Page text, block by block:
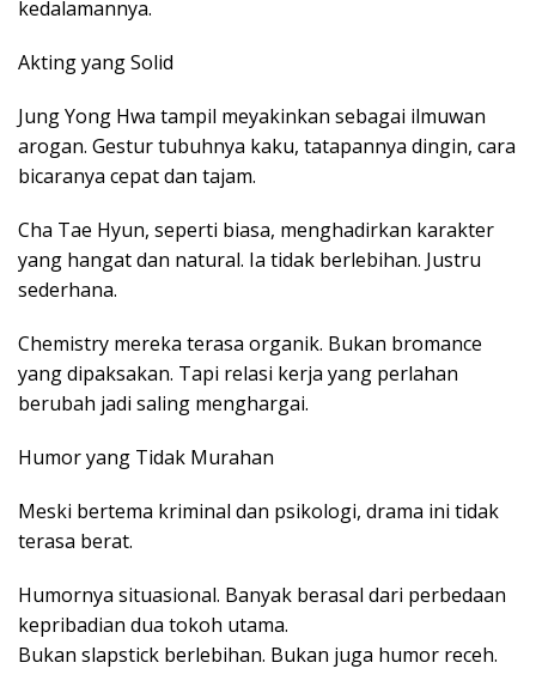
kedalamannya.
Akting yang Solid
Jung Yong Hwa tampil meyakinkan sebagai ilmuwan
arogan. Gestur tubuhnya kaku, tatapannya dingin, cara
bicaranya cepat dan tajam.
Cha Tae Hyun, seperti biasa, menghadirkan karakter
yang hangat dan natural. Ia tidak berlebihan. Justru
sederhana.
Chemistry mereka terasa organik. Bukan bromance
yang dipaksakan. Tapi relasi kerja yang perlahan
berubah jadi saling menghargai.
Humor yang Tidak Murahan
Meski bertema kriminal dan psikologi, drama ini tidak
terasa berat.
Humornya situasional. Banyak berasal dari perbedaan
kepribadian dua tokoh utama.
Bukan slapstick berlebihan. Bukan juga humor receh.